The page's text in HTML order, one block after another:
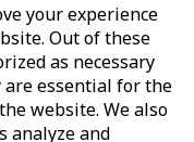
your experience
Out of these
as necessary
are essential for the
website. We also
analyze and